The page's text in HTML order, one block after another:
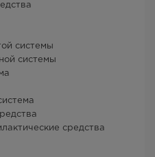
системы
системы
средства